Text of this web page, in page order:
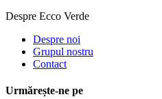
Despre Ecco Verde
Despre noi
Grupul nostru
Contact
Urmărește-ne pe